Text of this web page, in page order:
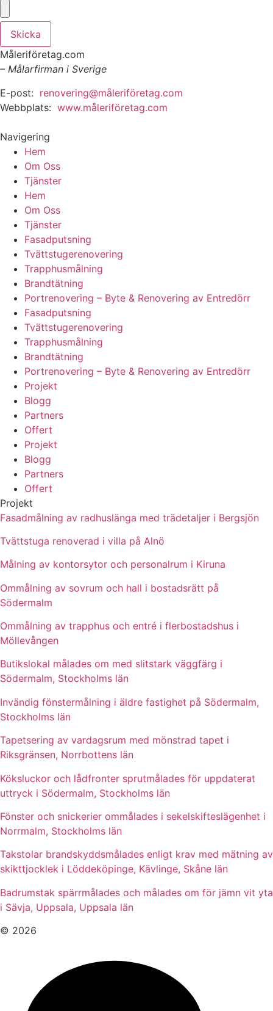
Skicka
Måleriföretag.com
– Målarfirman i Sverige
E-post: renovering@måleriföretag.com
Webbplats: www.måleriföretag.com
Navigering
Hem
Om Oss
Tjänster
Hem
Om Oss
Tjänster
Fasadputsning
Tvättstugerenovering
Trapphusmålning
Brandtätning
Portrenovering – Byte & Renovering av Entredörr
Fasadputsning
Tvättstugerenovering
Trapphusmålning
Brandtätning
Portrenovering – Byte & Renovering av Entredörr
Projekt
Blogg
Partners
Offert
Projekt
Blogg
Partners
Offert
Projekt
Fasadmålning av radhuslänga med trädetaljer i Bergsjön
Tvättstuga renoverad i villa på Alnö
Målning av kontorsytor och personalrum i Kiruna
Ommålning av sovrum och hall i bostadsrätt på
Södermalm
Ommålning av trapphus och entré i flerbostadshus i
Möllevången
Butikslokal målades om med slitstark väggfärg i
Södermalm, Stockholms län
Invändig fönstermålning i äldre fastighet på Södermalm,
Stockholms län
Tapetsering av vardagsrum med mönstrad tapet i
Riksgränsen, Norrbottens län
Köksluckor och lådfronter sprutmålades för uppdaterat
uttryck i Södermalm, Stockholms län
Fönster och snickerier ommålades i sekelskifteslägenhet i
Norrmalm, Stockholms län
Takstolar brandskyddsmålades enligt krav med mätning av
skikttjocklek i Löddeköpinge, Kävlinge, Skåne län
Badrumstak spärrmålades och målades om för jämn vit yta
i Sävja, Uppsala, Uppsala län
© 2026